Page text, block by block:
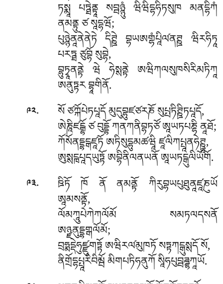
ཏསྨཱ པཏྠེནྟཱ སབྦཉྙུཾ ཝིཝིདྷཧིཏསུཁ མནདྷིཀཾ
ནམནྟུ ཙ སཱདྷཝོ;
པུཉྙེནཱནེནེཏེ དིཊྛེ བྷཡཨགྷཾཔཱིལ༹ནཊྛ ཝིརཧིཏཱ
པརཏྠ ཙུབྷོ སུབྷེ,
བྷུཏྭཱནནྟེ ཝེ ཧེསྶནྟེ ཨཝིཀལསུཁསིརིམཏིཀཱ
ཨནུཏྟར བྷཱགིནོ.
༩༢. སོ ཙཀྐོཔེཏཔཱདོ མུདུབྷུཛཙརཎོ སུཔྤཏིཊྛིཏཔཱདོ,
ཨེཎཱིཛངྒྷོ ཙ བུདྡྷོ ཀནཀནིབྷཏཙོ ཨཱཡཏཔཎྷི ནཱཐོ;
ཀོསོནདྡྷངྒཛཱཏོ ཨཏིསུདྷུམཚཝཱི ཛཱལིཀཔྤཱནཧེཊྛཱ,
ཨུསྶངྑཔཱདཡུཏྟོ ཨབྷིནིལནཡནོ ཨཱཡཏངྒུལིཡོགོ.
༩༣. ཋིཏོཁོ ནོ ནམནྟོ ཀིརུབྷཡཔུཐུནཱཛཱཎུཡོ
ཨཱམསནྟོ,
ལོམཀཱུཔེཀེཀལོམོ སམཏལདསནོ
ཨཉྫནུདྡྷགྒལོམོ;
བྲཧྨདྡེཧུཛྫུགཏྟོ ཨཝིརལ༹མུཁཏོ སཏྟཀངྒུསྶདོ སོ,
ནིགྲོདྷཔྤཱརིབིམྦོ མིགཔཏིཧནུཀོ སཱིཧཔུབྦཌྜྷཀཱཡོ.